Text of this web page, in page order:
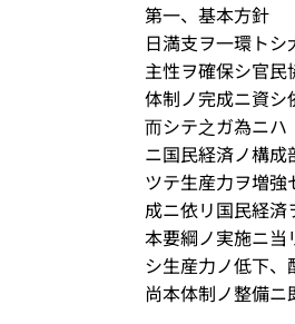
第一、基本方針
日満支ヲ一環ト
主性ヲ確保シ官
体制ノ完成ニ資シ
而シテ之ガ為ニ
ニ国民経済ノ構
ツテ生産力ヲ増
成ニ依リ国民経
本要綱ノ実施ニ当
シ生産力ノ低下
尚本体制ノ整備